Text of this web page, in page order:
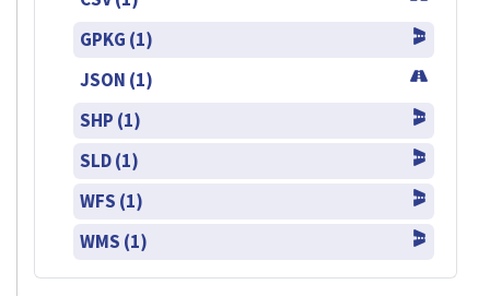
GPKG (1)
JSON (1)
SHP (1)
SLD (1)
WFS (1)
WMS (1)